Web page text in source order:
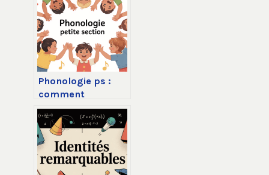
postuler
Phonologie ps :
comment
développer le
langage en petite
section